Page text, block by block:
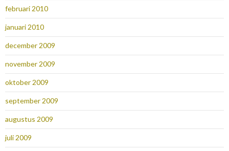
februari 2010
januari 2010
december 2009
november 2009
oktober 2009
september 2009
augustus 2009
juli 2009